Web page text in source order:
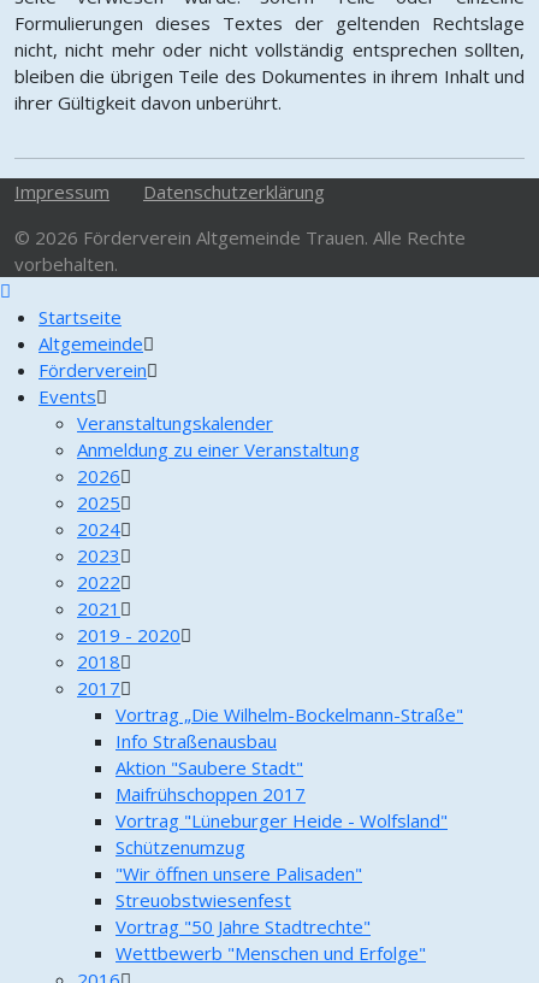
Formulierungen dieses Textes der geltenden Rechtslage
nicht, nicht mehr oder nicht vollständig entsprechen sollten,
bleiben die übrigen Teile des Dokumentes in ihrem Inhalt und
ihrer Gültigkeit davon unberührt.
Impressum
Datenschutzerklärung
© 2026 Förderverein Altgemeinde Trauen. Alle Rechte
vorbehalten.
Startseite
Altgemeinde
Förderverein
Events
Veranstaltungskalender
Anmeldung zu einer Veranstaltung
2026
2025
2024
2023
2022
2021
2019 - 2020
2018
2017
Vortrag „Die Wilhelm-Bockelmann-Straße"
Info Straßenausbau
Aktion "Saubere Stadt"
Maifrühschoppen 2017
Vortrag "Lüneburger Heide - Wolfsland"
Schützenumzug
"Wir öffnen unsere Palisaden"
Streuobstwiesenfest
Vortrag "50 Jahre Stadtrechte"
Wettbewerb "Menschen und Erfolge"